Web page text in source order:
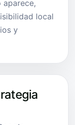
aparece,
local
y